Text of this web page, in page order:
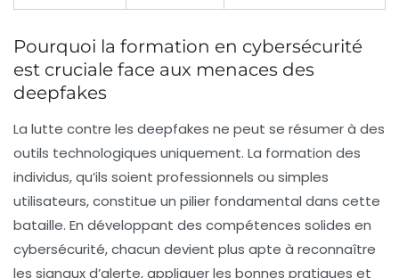
Pourquoi la formation en cybersécurité
est cruciale face aux menaces des
deepfakes
La lutte contre les deepfakes ne peut se résumer à des
outils technologiques uniquement. La formation des
individus, qu’ils soient professionnels ou simples
utilisateurs, constitue un pilier fondamental dans cette
bataille. En développant des compétences solides en
cybersécurité, chacun devient plus apte à reconnaître
les signaux d’alerte, appliquer les bonnes pratiques et